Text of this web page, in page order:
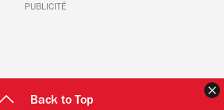
PUBLICITÉ
Back to Top